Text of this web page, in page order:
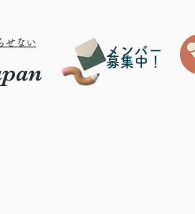
せない
メンバー
募集中！